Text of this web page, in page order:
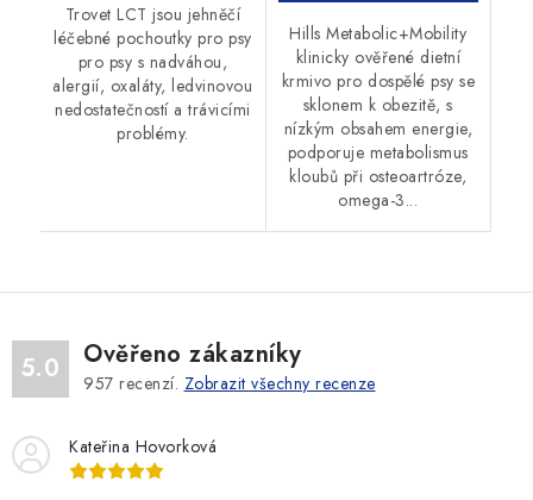
Trovet LCT jsou jehněčí
léčebné pochoutky pro psy
pro psy s nadváhou,
alergií, oxaláty, ledvinovou
nedostatečností a trávicími
problémy.
Hills Metabolic+Mobility
klinicky ověřené dietní
krmivo pro dospělé psy se
sklonem k obezitě, s
nízkým obsahem energie,
podporuje metabolismus
kloubů při osteoartróze,
omega-3...
5.0 Ověřeno zákazníky
957 recenzí. Zobrazit všechny recenze
Kateřina Hovorková